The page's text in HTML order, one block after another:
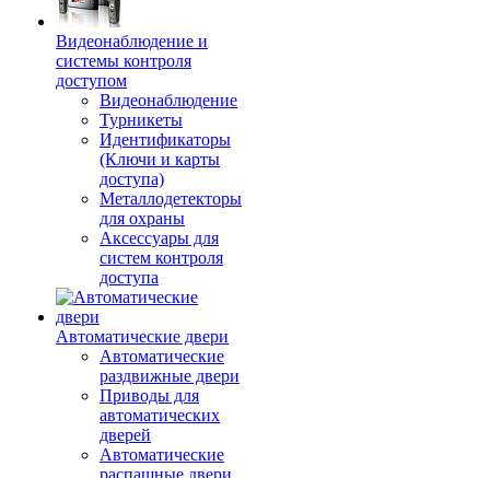
Видеонаблюдение и
системы контроля
доступом
Видеонаблюдение
Турникеты
Идентификаторы
(Ключи и карты
доступа)
Металлодетекторы
для охраны
Аксессуары для
систем контроля
доступа
Автоматические двери
Автоматические
раздвижные двери
Приводы для
автоматических
дверей
Автоматические
распашные двери